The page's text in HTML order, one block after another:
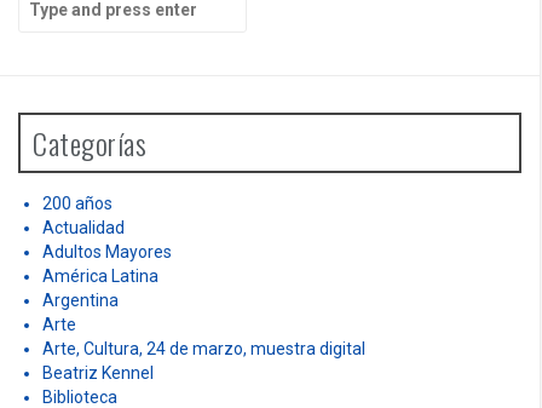
h
o
Categorías
200 años
Actualidad
Adultos Mayores
América Latina
Argentina
Arte
Arte, Cultura, 24 de marzo, muestra digital
Beatriz Kennel
Biblioteca